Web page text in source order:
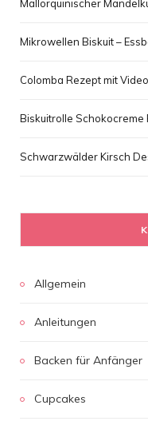
Mallorquinischer
Mikrowellen Biskuit –
Colomba Rezept mit
Biskuitrolle Schokocreme
Schwarzwälder Kirsch
Allgemein
Anleitungen
Backen für Anfänger
Cupcakes